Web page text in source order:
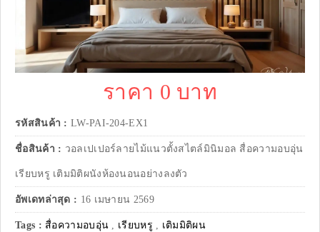
ราคา 0 บาท
รหัสสินค้า : LW-PAI-204-EX1
ชื่อสินค้า : วอลเปเปอร์ลายไม้แนวตั้งสไตล์มินิมอล สื่อความอบอุ่น
เรียบหรู เติมมิติผนังห้องนอนอย่างลงตัว
อัพเดทล่าสุด : 16 เมษายน 2569
Tags : สื่อความอบอุ่น , เรียบหรู , เติมมิติผน